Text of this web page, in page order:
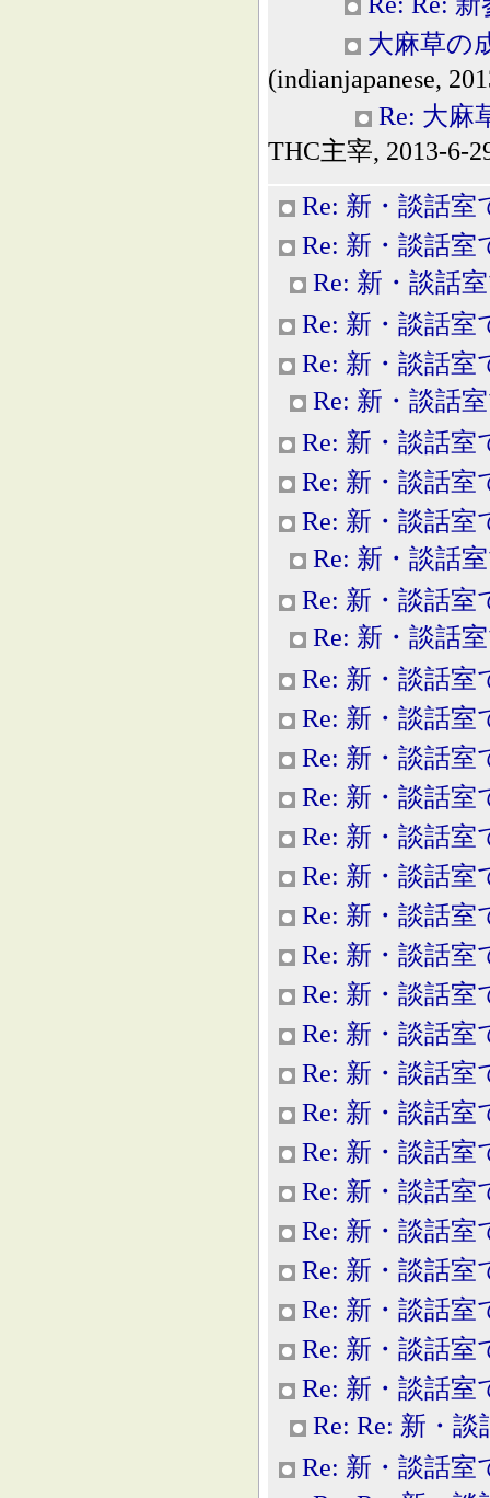
大麻草の
(indianjapanese,
Re: 大麻
THC主宰, 2013-6-
Re: 新・談話室
Re: 新・談話室
Re: 新・談話
Re: 新・談話室
Re: 新・談話室
Re: 新・談話
Re: 新・談話室
Re: 新・談話室
Re: 新・談話室
Re: 新・談話
Re: 新・談話室
Re: 新・談話
Re: 新・談話室
Re: 新・談話室
Re: 新・談話室
Re: 新・談話室
Re: 新・談話室
Re: 新・談話室
Re: 新・談話室
Re: 新・談話室
Re: 新・談話室
Re: 新・談話室
Re: 新・談話室
Re: 新・談話室
Re: 新・談話室
Re: 新・談話室
Re: 新・談話室
Re: 新・談話室
Re: 新・談話室
Re: 新・談話室
Re: 新・談話室
Re: Re: 新・
Re: 新・談話室